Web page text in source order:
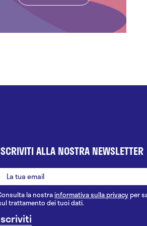
ALLA NOSTRA NEWSLETTER
la nostrainformativa sulla privacy per
trattamento dei tuoi dati.